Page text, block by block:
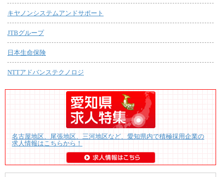
キヤノンシステムアンドサポート
JTBグループ
日本生命保険
NTTアドバンステクノロジ
名古屋地区、尾張地区、三河地区など、愛知県内で積極採用企業の
求人情報はこちらから！